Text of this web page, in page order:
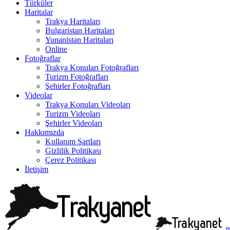
Türküler
Haritalar
Trakya Haritaları
Bulgaristan Haritaları
Yunanistan Haritaları
Online
Fotoğraflar
Trakya Konuları Fotoğrafları
Turizm Fotoğrafları
Şehirler Fotoğrafları
Videolar
Trakya Konuları Videoları
Turizm Videoları
Şehirler Videoları
Hakkımızda
Kullanım Şartları
Gizlilik Politikası
Çerez Politikası
İletişim